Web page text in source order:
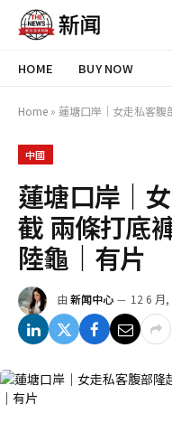
HOME BUY NOW
Home » 蓮塘口岸｜女走私客腹部
中國
蓮塘口岸｜
截 兩條打底
陸龜｜有片
由 新闻中心 12 6 月